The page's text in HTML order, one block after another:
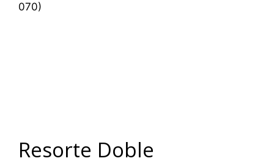
070)
Resorte Doble